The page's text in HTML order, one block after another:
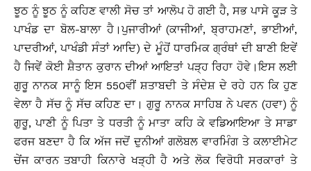
ਝੂਠ ਨੂੰ ਝੂਠ ਨੂੰ ਕਹਿਣ ਵਾਲੀ ਸੋਚ ਤਾਂ ਆਲੋਪ ਹੋ ਗਈ ਹੈ, ਸਭ ਪਾਸੇ ਕੂੜ ਤੇ
ਪਾਖੰਡ ਦਾ ਬੋਲ-ਬਾਲਾ ਹੈ।ਪੁਜਾਰੀਆਂ (ਕਾਜੀਆਂ, ਬ੍ਰਾਹਮਣਾਂ, ਭਾਈਆਂ,
ਪਾਦਰੀਆਂ, ਪਾਖੰਡੀ ਸੰਤਾਂ ਆਦਿ) ਦੇ ਮੂੰਹੋਂ ਧਾਰਮਿਕ ਗ੍ਰੰਥਾਂ ਦੀ ਬਾਣੀ ਇਵੇਂ
ਹੈ ਜਿਵੇਂ ਕੋਈ ਸ਼ੈਤਾਨ ਕੁਰਾਨ ਦੀਆਂ ਆਇਤਾਂ ਪੜ੍ਹ ਰਿਹਾ ਹੋਵੇ।ਇਸ ਲਈ
ਗੁਰੂ ਨਾਨਕ ਸਾਨੂੰ ਇਸ 550ਵੀਂ ਸ਼ਤਾਬਦੀ ਤੇ ਸੰਦੇਸ਼ ਦੇ ਰਹੇ ਹਨ ਕਿ ਹੁਣ
ਵੇਲਾ ਹੈ ਸੱਚ ਨੂੰ ਸੱਚ ਕਹਿਣ ਦਾ। ਗੁਰੂ ਨਾਨਕ ਸਾਹਿਬ ਨੇ ਪਵਨ (ਹਵਾ) ਨੂੰ
ਗੁਰੂ, ਪਾਣੀ ਨੂੰ ਪਿਤਾ ਤੇ ਧਰਤੀ ਨੂੰ ਮਾਤਾ ਕਹਿ ਕੇ ਵਡਿਆਇਆ ਤੇ ਸਾਡਾ
ਫਰਜ ਬਣਦਾ ਹੈ ਕਿ ਅੱਜ ਜਦੋਂ ਦੁਨੀਆਂ ਗਲੋਬਲ ਵਾਰਮਿੰਗ ਤੇ ਕਲਾਈਮੇਟ
ਚੇਂਜ ਕਾਰਨ ਤਬਾਹੀ ਕਿਨਾਰੇ ਖੜ੍ਹੀ ਹੈ ਅਤੇ ਲੋਕ ਵਿਰੋਧੀ ਸਰਕਾਰਾਂ ਤੇ